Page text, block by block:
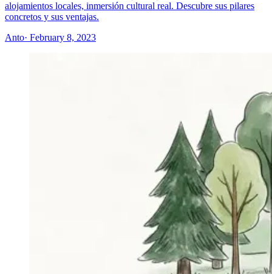
alojamientos locales, inmersión cultural real. Descubre sus pilares
concretos y sus ventajas.
Anto· February 8, 2023